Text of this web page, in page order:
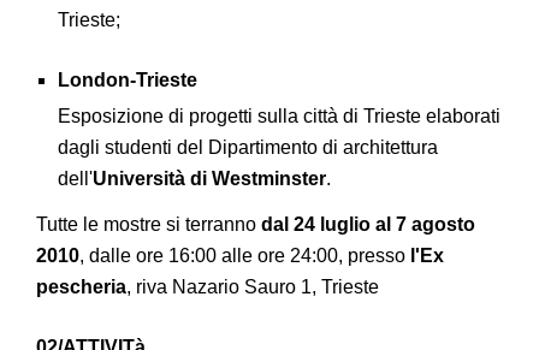
Trieste;
London-Trieste
Esposizione di progetti sulla città di Trieste elaborati
dagli studenti del Dipartimento di architettura
dell'Università di Westminster.
Tutte le mostre si terranno dal 24 luglio al 7 agosto
2010, dalle ore 16:00 alle ore 24:00, presso l'Ex
pescheria, riva Nazario Sauro 1, Trieste